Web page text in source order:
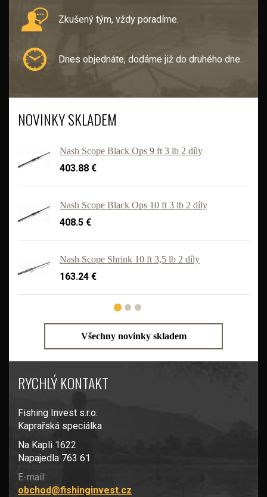
Zkušený tým, vždy poradíme.
Dnes objednáte, dodáme již do druhého dne.
NOVINKY SKLADEM
Nash Scope Black Ops 9 ft 3 lb 2 díly
403.88 €
Nash Scope Black Ops 10 ft 3 lb 2 díly
408.5 €
Nash Scope Shrink 10 ft 3,5 lb 2 díly
163.24 €
Všechny novinky skladem
RYCHLÝ KONTAKT
Fishing Invest s.r.o.
Kaprařská speciálka
Na Kapli 1622
Napajedla 763 61
E-mail:
obchod@fishinginvest.cz